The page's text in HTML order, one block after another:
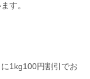
す。
1kg100円割引でお